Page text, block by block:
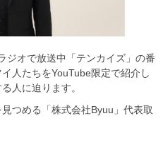
ジオで放送中「テンカイズ」の番
人たちをYouTube限定で紹介し
人に迫ります。
つめる「株式会社Byuu」代表取